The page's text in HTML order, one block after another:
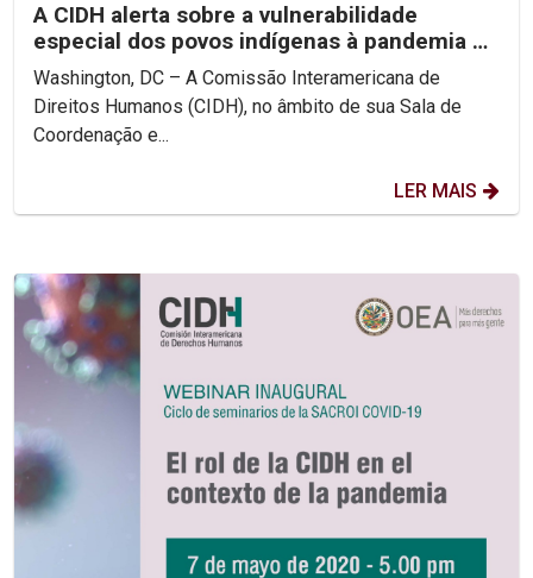
A CIDH alerta sobre a vulnerabilidade
especial dos povos indígenas à pandemia do
COVID-19 e insta...
Washington, DC – A Comissão Interamericana de
Direitos Humanos (CIDH), no âmbito de sua Sala de
Coordenação e...
LER MAIS